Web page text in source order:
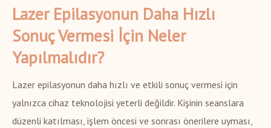
Lazer Epilasyonun Daha Hızlı
Sonuç Vermesi İçin Neler
Yapılmalıdır?
Lazer epilasyonun daha hızlı ve etkili sonuç vermesi için
yalnızca cihaz teknolojisi yeterli değildir. Kişinin seanslara
düzenli katılması, işlem öncesi ve sonrası önerilere uyması,